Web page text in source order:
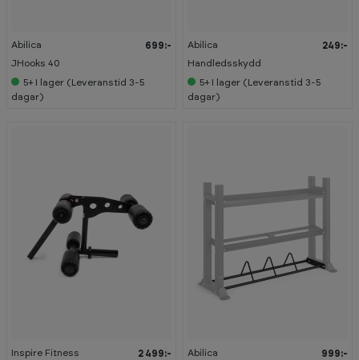
Abilica
JHooks 40
699:-
5+ I lager (Leveranstid 3-5
dagar)
Abilica
Handledsskydd
249:-
5+ I lager (Leveranstid 3-5
dagar)
Inspire Fitness
2 499:-
Abilica
999:-